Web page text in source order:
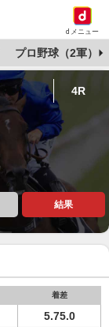
dメニュー
プロ野球（2軍）
4R
結果
着差
5.75.0